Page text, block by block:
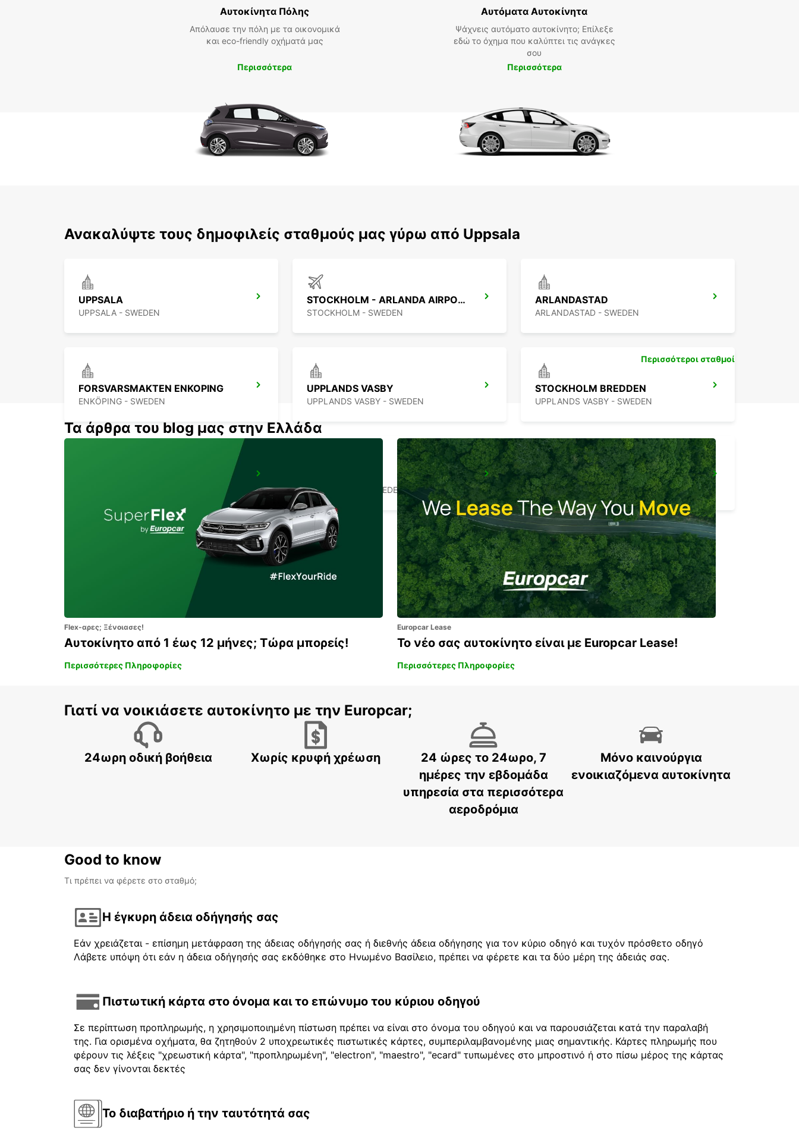
Αυτοκίνητα Πόλης
Απόλαυσε την πόλη με τα οικονομικά
και eco-friendly οχήματά μας
Περισσότερα
Αυτόματα Aυτοκίνητα
Ψάχνεις αυτόματο αυτοκίνητο; Επίλεξε
εδώ το όχημα που καλύπτει τις ανάγκες
σου
Περισσότερα
Ανακαλύψτε τους δημοφιλείς σταθμούς μας γύρω από Uppsala
UPPSALA
UPPSALA - SWEDEN
STOCKHOLM - ARLANDA AIRPORT
STOCKHOLM - SWEDEN
ARLANDASTAD
ARLANDASTAD - SWEDEN
FORSVARSMAKTEN ENKOPING
ENKÖPING - SWEDEN
UPPLANDS VASBY
UPPLANDS VASBY - SWEDEN
STOCKHOLM BREDDEN
UPPLANDS VASBY - SWEDEN
VALLENTUNA - SWEDEN
SANDVIK COROMANT DELIVERY GIMO
GIMO - SWEDEN
Περισσότεροι σταθμοί
Τα άρθρα του blog μας στην Ελλάδα
Flex-αρες; Ξένοιασες!
Αυτοκίνητο από 1 έως 12 μήνες; Τώρα μπορείς!
Περισσότερες Πληροφορίες
Europcar Lease
Το νέο σας αυτοκίνητο είναι με Europcar Lease!
Περισσότερες Πληροφορίες
Γιατί να νοικιάσετε αυτοκίνητο με την Europcar;
24ωρη οδική βοήθεια Χωρίς κρυφή χρέωση
24 ώρες το 24ωρο, 7
ημέρες την εβδομάδα
υπηρεσία στα περισσότερα
αεροδρόμια
Μόνο καινούργια
ενοικιαζόμενα αυτοκίνητα
Good to know
Τι πρέπει να φέρετε στο σταθμό;
Η έγκυρη άδεια οδήγησής σας
Εάν χρειάζεται - επίσημη μετάφραση της άδειας οδήγησής σας ή διεθνής άδεια οδήγησης για τον κύριο οδηγό και τυχόν πρόσθετο οδηγό
Λάβετε υπόψη ότι εάν η άδεια οδήγησής σας εκδόθηκε στο Ηνωμένο Βασίλειο, πρέπει να φέρετε και τα δύο μέρη της άδειάς σας.
Πιστωτική κάρτα στο όνομα και το επώνυμο του κύριου οδηγού
Σε περίπτωση προπληρωμής, η χρησιμοποιημένη πίστωση πρέπει να είναι στο όνομα του οδηγού και να παρουσιάζεται κατά την παραλαβή
της. Για ορισμένα οχήματα, θα ζητηθούν 2 υποχρεωτικές πιστωτικές κάρτες, συμπεριλαμβανομένης μιας σημαντικής. Κάρτες πληρωμής που
φέρουν τις λέξεις "χρεωστική κάρτα", "προπληρωμένη", "electron", "maestro", "ecard" τυπωμένες στο μπροστινό ή στο πίσω μέρος της κάρτας
σας δεν γίνονται δεκτές
Το διαβατήριο ή την ταυτότητά σας